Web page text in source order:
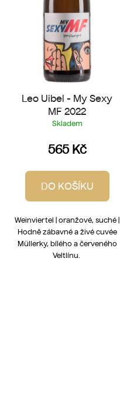
Leo Uibel - My Sexy
MF 2022
Skladem
565 Kč
DO KOŠÍKU
Weinviertel | oranžové, suché |
Hodně zábavné a živé cuvée
Müllerky, bílého a červeného
Veltlínu.